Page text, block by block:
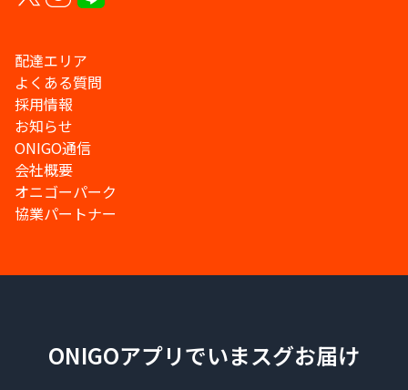
配達エリア
よくある質問
採用情報
お知らせ
ONIGO通信
会社概要
オニゴーパーク
協業パートナー
ONIGOアプリでいまスグお届け